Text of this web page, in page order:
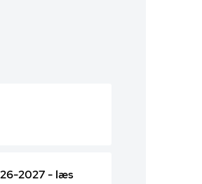
2027 - læs